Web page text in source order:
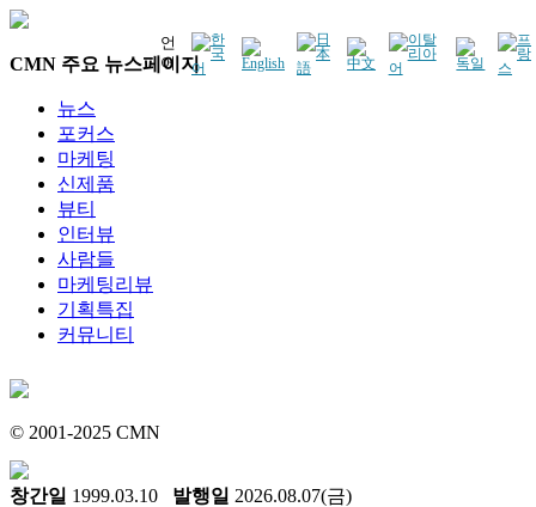
언
어
CMN 주요 뉴스페이지
뉴스
포커스
마케팅
신제품
뷰티
인터뷰
사람들
마케팅리뷰
기획특집
커뮤니티
© 2001-2025 CMN
창간일 1999.03.10 발행일 2026.08.07(금)